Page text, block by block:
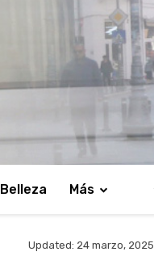
Belleza Más
Updated: 24 marzo, 2025